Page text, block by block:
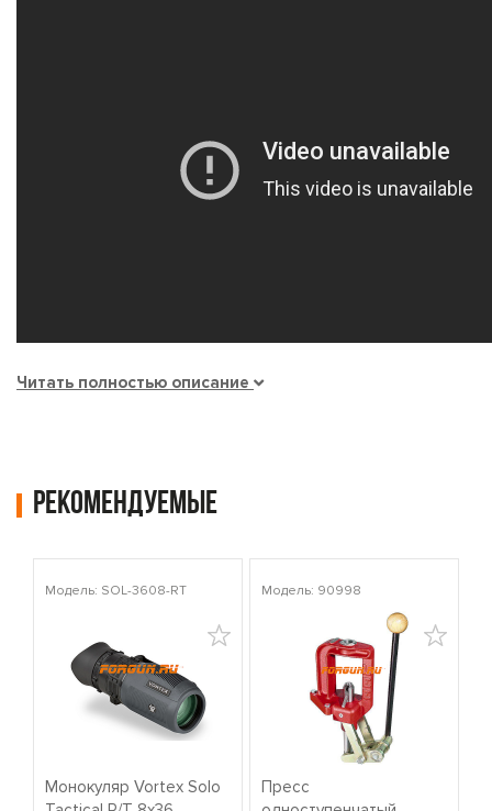
Читать полностью описание
Рекомендуемые
Модель: SOL-3608-RT
Монокуляр Vortex Solo
Модель: 90998
Пресс